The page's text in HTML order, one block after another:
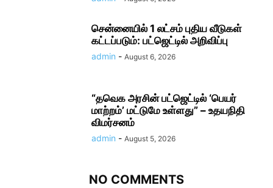
சென்னையில் 1 லட்சம் புதிய வீடுகள்
கட்டப்படும்: பட்ஜெட்டில் அறிவிப்பு
admin - August 6, 2026
“தவெக அரசின் பட்ஜெட்டில் ‘பெயர்
மாற்றம்’ மட்டுமே உள்ளது” – உதயநிதி
விமர்சனம்
admin - August 5, 2026
NO COMMENTS